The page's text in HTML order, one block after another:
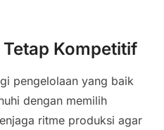
Kompetitif
pengelolaan yang baik
dengan memilih
ritme produksi agar